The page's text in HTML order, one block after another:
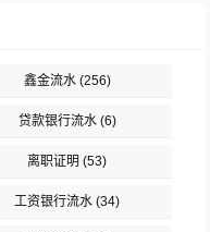
鑫金流水(256)
贷款银行流水(6)
离职证明 (53)
工资银行流水 (34)